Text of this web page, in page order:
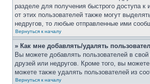
разделе для получения быстрого доступа
от этих пользователей также могут
недругов, то любые отправленные ими
Вернуться к началу
» Как мне добавлять/удалять
Вы можете добавлять пользователей в
друзей или недругов. Кроме того, вы
можете также удалять пользователей из
Вернуться к началу